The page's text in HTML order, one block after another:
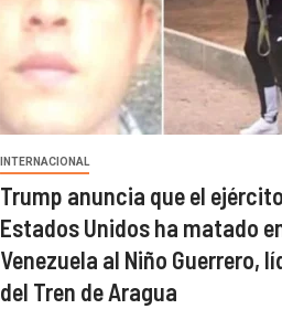
INTERNACIONAL
Trump anuncia que el
Estados Unidos ha matado
Venezuela al Niño Guerrero,
del Tren de Aragua